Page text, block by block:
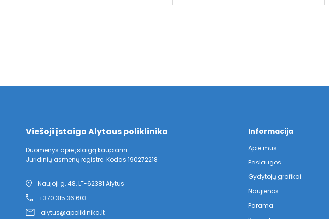
Viešoji įstaiga Alytaus poliklinika
Duomenys apie įstaigą kaupiami
Juridinių asmenų registre. Kodas 190272218
Naujoji g. 48, LT-62381 Alytus
+370 315 36 603
alytus@apoliklinika.lt
Informacija
Apie mus
Paslaugos
Gydytojų grafikai
Naujienos
Parama